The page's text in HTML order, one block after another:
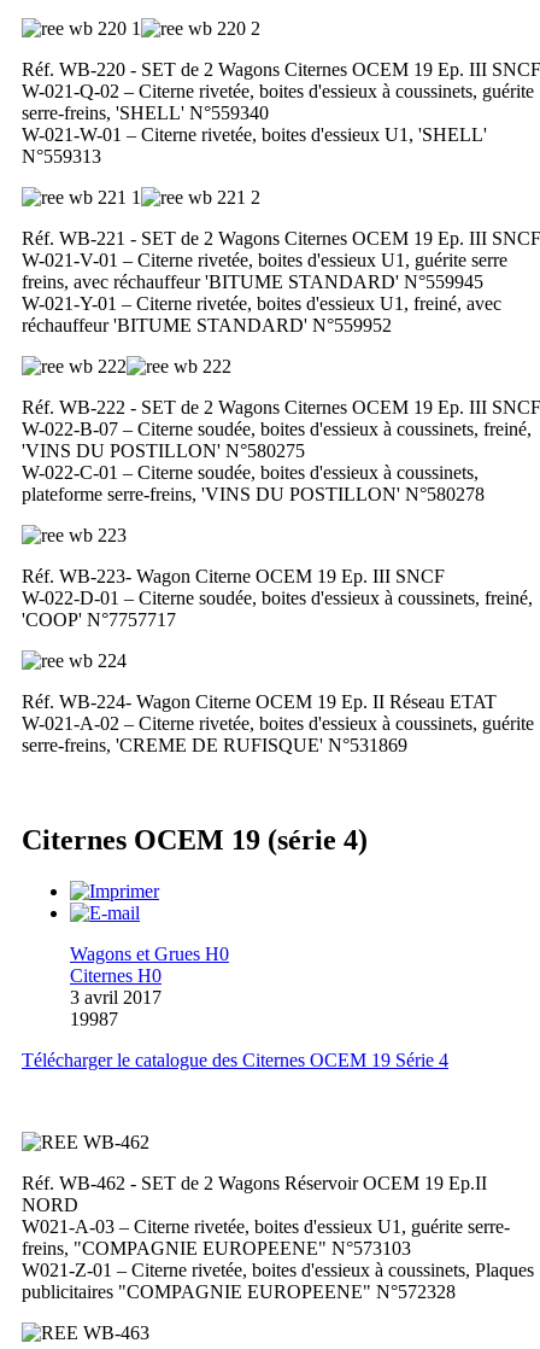
Réf. WB-220 - SET de 2 Wagons Citernes OCEM 19 Ep. III SNCF
W-021-Q-02 – Citerne rivetée, boites d'essieux à coussinets, guérite
serre-freins, 'SHELL' N°559340
W-021-W-01 – Citerne rivetée, boites d'essieux U1, 'SHELL'
N°559313
Réf. WB-221 - SET de 2 Wagons Citernes OCEM 19 Ep. III SNCF
W-021-V-01 – Citerne rivetée, boites d'essieux U1, guérite serre
freins, avec réchauffeur 'BITUME STANDARD' N°559945
W-021-Y-01 – Citerne rivetée, boites d'essieux U1, freiné, avec
réchauffeur 'BITUME STANDARD' N°559952
Réf. WB-222 - SET de 2 Wagons Citernes OCEM 19 Ep. III SNCF
W-022-B-07 – Citerne soudée, boites d'essieux à coussinets, freiné,
'VINS DU POSTILLON' N°580275
W-022-C-01 – Citerne soudée, boites d'essieux à coussinets,
plateforme serre-freins, 'VINS DU POSTILLON' N°580278
Réf. WB-223- Wagon Citerne OCEM 19 Ep. III SNCF
W-022-D-01 – Citerne soudée, boites d'essieux à coussinets, freiné,
'COOP' N°7757717
Réf. WB-224- Wagon Citerne OCEM 19 Ep. II Réseau ETAT
W-021-A-02 – Citerne rivetée, boites d'essieux à coussinets, guérite
serre-freins, 'CREME DE RUFISQUE' N°531869
Citernes OCEM 19 (série 4)
Wagons et Grues H0
Citernes H0
3 avril 2017
19987
Télécharger le catalogue des Citernes OCEM 19 Série 4
Réf. WB-462 - SET de 2 Wagons Réservoir OCEM 19 Ep.II
NORD
W021-A-03 – Citerne rivetée, boites d'essieux U1, guérite serre-
freins, "COMPAGNIE EUROPEENE" N°573103
W021-Z-01 – Citerne rivetée, boites d'essieux à coussinets, Plaques
publicitaires "COMPAGNIE EUROPEENE" N°572328